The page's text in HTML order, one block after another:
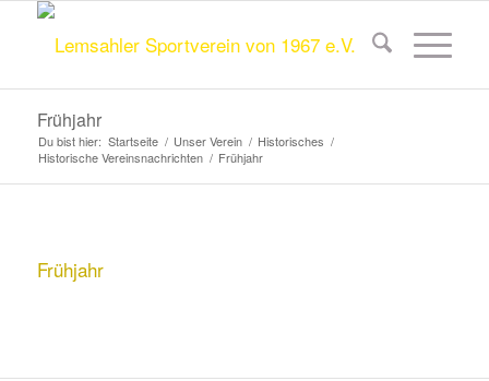
Frühjahr
Du bist hier: Startseite / Unser Verein / Historisches /
Historische Vereinsnachrichten / Frühjahr
Frühjahr